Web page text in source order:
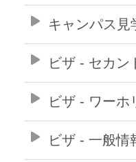
キャンパス見
ビザ - セカン
ビザ - ワーホ
ビザ - 一般情